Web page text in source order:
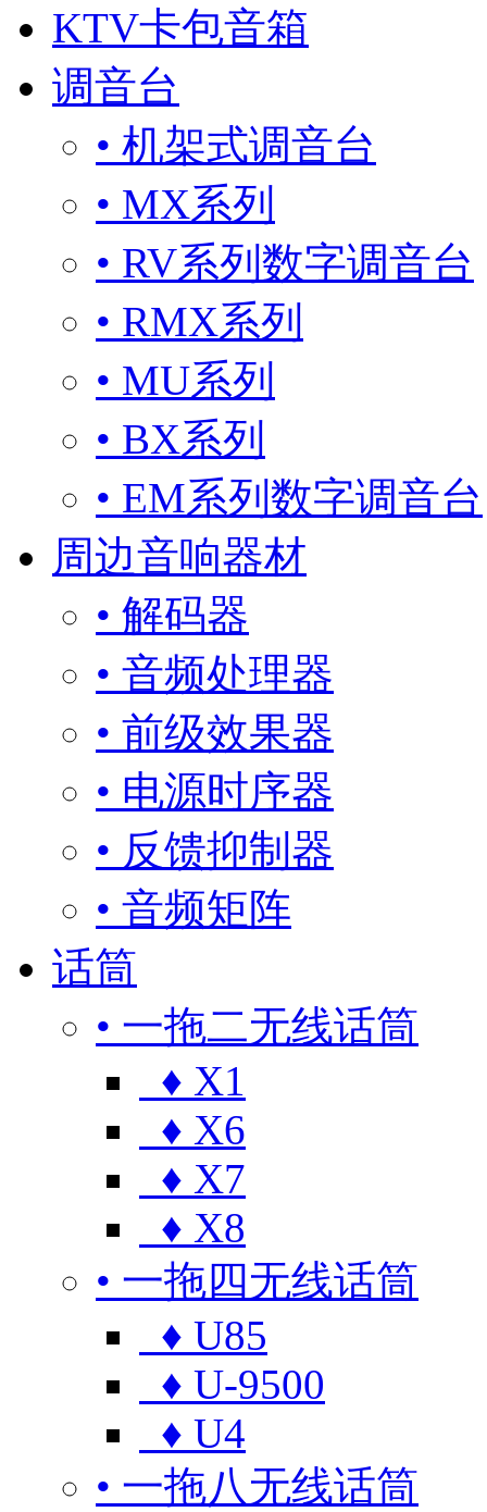
KTV卡包音箱
调音台
• 机架式调音台
• MX系列
• RV系列数字调音台
• RMX系列
• MU系列
• BX系列
• EM系列数字调音台
周边音响器材
• 解码器
• 音频处理器
• 前级效果器
• 电源时序器
• 反馈抑制器
• 音频矩阵
话筒
• 一拖二无线话筒
♦ X1
♦ X6
♦ X7
♦ X8
• 一拖四无线话筒
♦ U85
♦ U-9500
♦ U4
• 一拖八无线话筒